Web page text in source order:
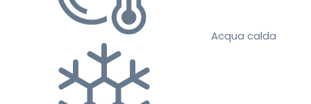
Acqua calda